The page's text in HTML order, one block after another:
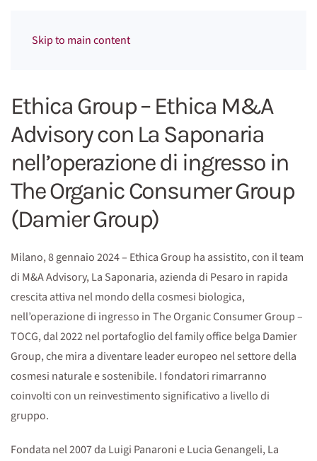
Skip to main content
Ethica Group – Ethica M&A
Advisory con La Saponaria
nell’operazione di ingresso in
The Organic Consumer Group
(Damier Group)
Milano, 8 gennaio 2024 – Ethica Group ha assistito, con il team
di M&A Advisory, La Saponaria, azienda di Pesaro in rapida
crescita attiva nel mondo della cosmesi biologica,
nell’operazione di ingresso in The Organic Consumer Group –
TOCG, dal 2022 nel portafoglio del family office belga Damier
Group, che mira a diventare leader europeo nel settore della
cosmesi naturale e sostenibile. I fondatori rimarranno
coinvolti con un reinvestimento significativo a livello di
gruppo.
Fondata nel 2007 da Luigi Panaroni e Lucia Genangeli, La